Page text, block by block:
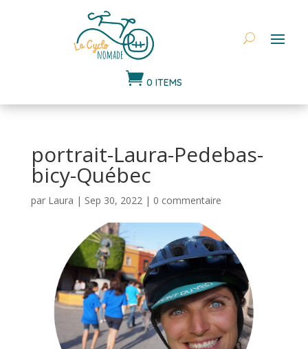
 0 ITEMS
portrait-Laura-Pedebas-
bicy-Québec
par Laura | Sep 30, 2022| 0 commentaire